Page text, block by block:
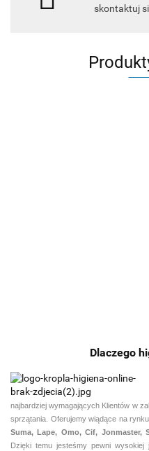
skontaktuj
Dlaczego
najbardziej wymagających Klientów w
sprzątania. Oferujemy wiądące na
Suma, Lape, Omo, Cif, Jonmaster,
Dzięki temu jesteśmy pewni wysokiej